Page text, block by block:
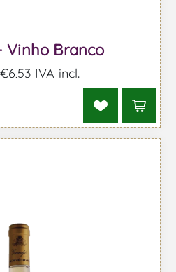
Vinho Branco
IVA incl.